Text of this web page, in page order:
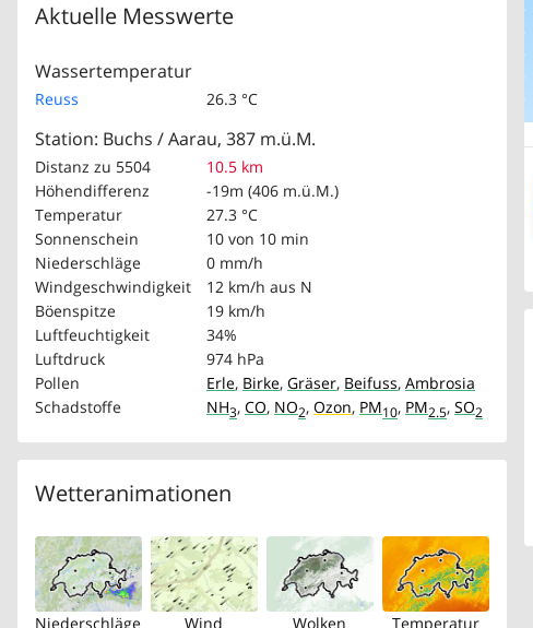
Aktuelle Messwerte
Wassertemperatur
Reuss 26.3 °C
Station: Buchs / Aarau, 387 m.ü.M.
Distanz zu 5504
10.5 km
Höhendifferenz
-19m (406 m.ü.M.)
Temperatur
27.3 °C
Sonnenschein
10 von 10 min
Niederschläge
0 mm/h
Windgeschwindigkeit
12 km/h aus N
Böenspitze
19 km/h
Luftfeuchtigkeit
34%
Luftdruck
974 hPa
Pollen
Erle, Birke, Gräser, Beifuss, Ambrosia
Schadstoffe
NH3, CO, NO2, Ozon, PM10, PM2.5, SO2
Wetteranimationen
Niederschläge Wind Wolken Temperatur